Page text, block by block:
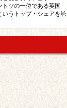
ツの一位である英国
いうトップ・シェアを誇